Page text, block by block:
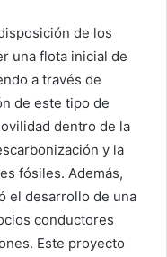
de los
una flota inicial de
a través de
de este tipo de
dentro de la
y la
fósiles. Además,
el desarrollo de una
conductores
Este proyecto